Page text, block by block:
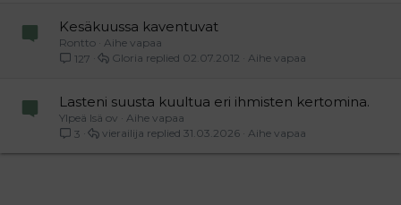
Kesäkuussa kaventuvat
Rontto
Aihe vapaa
127
Aihe vapaa
02.07.2012
Gloria
Lasteni suusta kuultua eri ihmisten kertomina.
Ylpeä Isä ov
Aihe vapaa
3
Aihe vapaa
31.03.2026
vierailija